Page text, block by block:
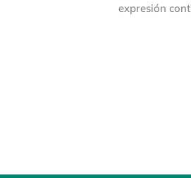
expresión